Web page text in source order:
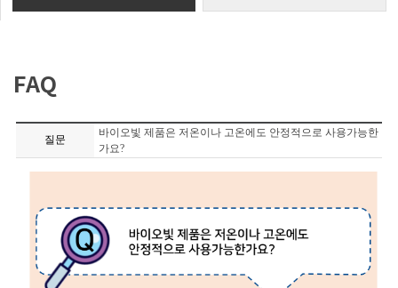
FAQ
질문
바이오빛 제품은 저온이나 고온에도 안정적으로 사용가능한
가요?